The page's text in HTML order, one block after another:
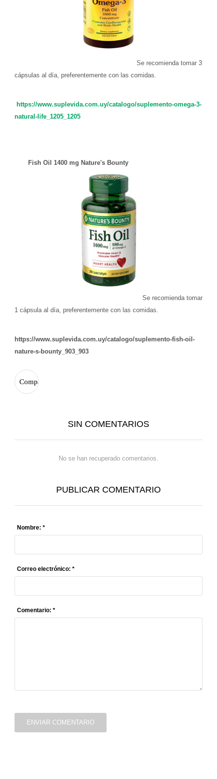
Se recomienda tomar 3
cápsulas al día, preferentemente con las comidas.
https://www.suplevida.com.uy/catalogo/suplemento-omega-3-
natural-life_1205_1205
Fish Oil 1400 mg Nature's Bounty
Se recomienda tomar
1 cápsula al día, preferentemente con las comidas.
https://www.suplevida.com.uy/catalogo/suplemento-fish-oil-
nature-s-bounty_903_903
SIN COMENTARIOS
No se han recuperado comentarios.
PUBLICAR COMENTARIO
Nombre: *
Correo electrónico: *
Comentario: *
ENVIAR COMENTARIO